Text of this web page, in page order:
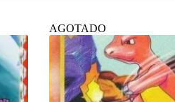
AGOTADO